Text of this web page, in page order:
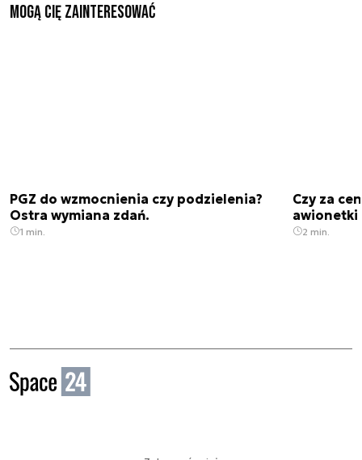
Mogą Cię zainteresować
PGZ do wzmocnienia czy podzielenia?
Ostra wymiana zdań.
1 min.
Czy za
awionetki
2 min.